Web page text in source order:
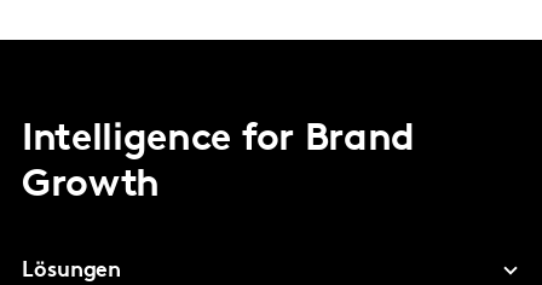
Intelligence for Brand
Growth
Lösungen